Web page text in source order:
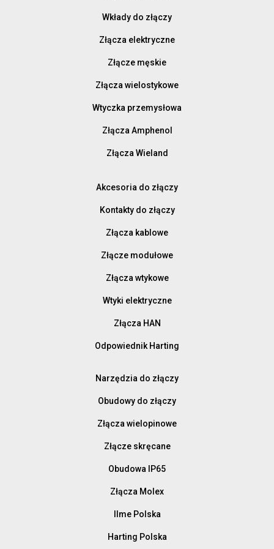
Wkłady do złączy
Złącza elektryczne
Złącze męskie
Złącza wielostykowe
Wtyczka przemysłowa
Złącza Amphenol
Złącza Wieland
Akcesoria do złączy
Kontakty do złączy
Złącza kablowe
Złącze modułowe
Złącza wtykowe
Wtyki elektryczne
Złącza HAN
Odpowiednik Harting
Narzędzia do złączy
Obudowy do złączy
Złącza wielopinowe
Złącze skręcane
Obudowa IP65
Złącza Molex
Ilme Polska
Harting Polska